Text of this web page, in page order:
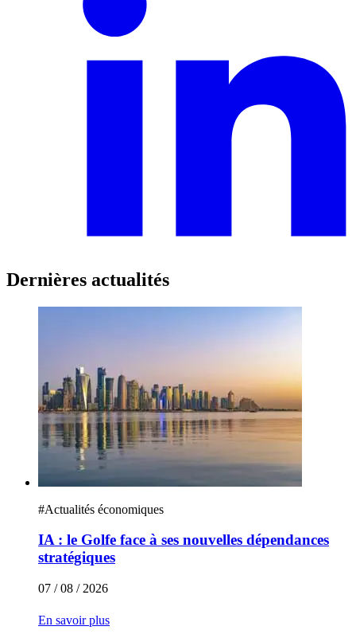
Dernières actualités
#Actualités économiques
IA : le Golfe face à ses nouvelles dépendances
stratégiques
07 / 08 / 2026
En savoir plus